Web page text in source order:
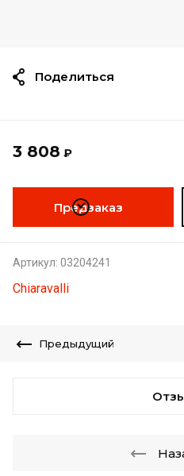
3 808 ₽
Предзаказ
Артикул: 03204241
Chiaravalli
Поделиться
Предыдущий